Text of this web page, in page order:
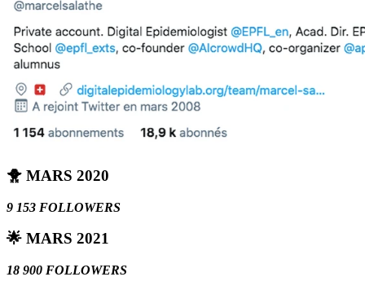
🐥 MARS 2020
9 153 FOLLOWERS
🌟 MARS 2021
18 900 FOLLOWERS